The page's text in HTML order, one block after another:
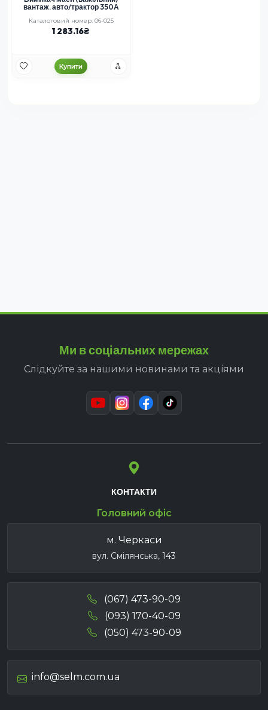
вантаж. авто/трактор 350А
Каталоговий номер: 06-025
1 283.16
Купити
Ми в соціальних мережах
Слідкуйте за нашими новинами та акціями
КОНТАКТИ
Головний офіс
м. Черкаси
вул. Смілянська, 143
(067) 473-90-09
(093) 170-40-09
(050) 473-90-09
info@selm.com.ua